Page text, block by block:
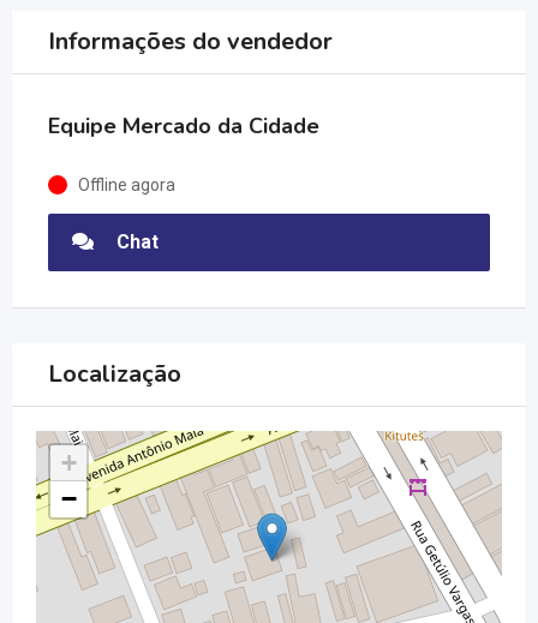
Informações do vendedor
Equipe Mercado da Cidade
Offline agora
Chat
Localização
+
−